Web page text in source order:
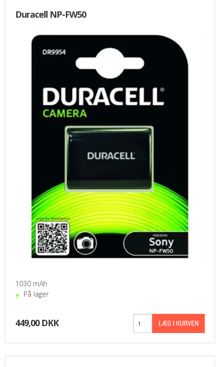
Duracell NP-FW50
1030 mAh
På lager
449,00 DKK